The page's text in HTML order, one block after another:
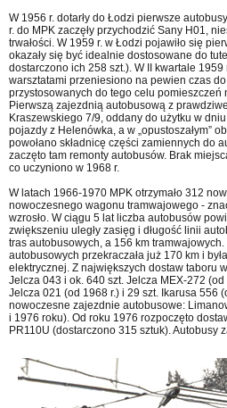
W 1956 r. dotarły do Łodzi pierwsze
r. do MPK zaczęły przychodzić Sany H01,
trwałości. W 1959 r. w Łodzi pojawiło się
okazały się być idealnie dostosowane do
dostarczono ich 258 szt.). W II kwartale
warsztatami przeniesiono na pewien czas
przystosowanych do tego celu pomieszczeń
Pierwszą zajezdnią autobusową z
Kraszewskiego 7/9, oddany do użytku w
pojazdy z Helenówka, a w „opustoszałym”
powołano składnicę części zamiennych do
zaczęto tam remonty autobusów. Brak
co uczyniono w 1968 r.
W latach 1966-1970 MPK otrzymało 312
nowoczesnego wagonu tramwajowego -
wzrosło. W ciągu 5 lat liczba autobusów
zwiększeniu uległy zasięg i długość linii
tras autobusowych, a 156 km
autobusowych przekraczała już 170 km i
elektrycznej. Z największych dostaw taboru
Jelcza 043 i ok. 640 szt. Jelcza MEX-272
Jelcza 021 (od 1968 r.) i 29 szt. Ikarusa 556
nowoczesne zajezdnie autobusowe:
i 1976 roku). Od roku 1976 rozpoczęto
PR110U (dostarczono 315 sztuk). Autobusy